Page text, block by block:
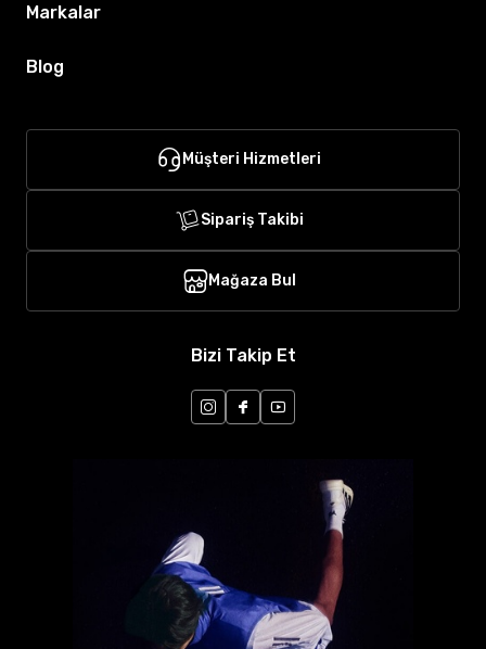
Markalar
Blog
Müşteri Hizmetleri
Sipariş Takibi
Mağaza Bul
Bizi Takip Et